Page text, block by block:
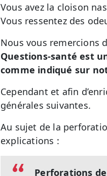
Vous avez la cloison
Vous ressentez des
Nous vous remercions
Questions-santé est
comme indiqué sur
Cependant et afin
générales suivantes.
Au sujet de la
explications :
Perforations